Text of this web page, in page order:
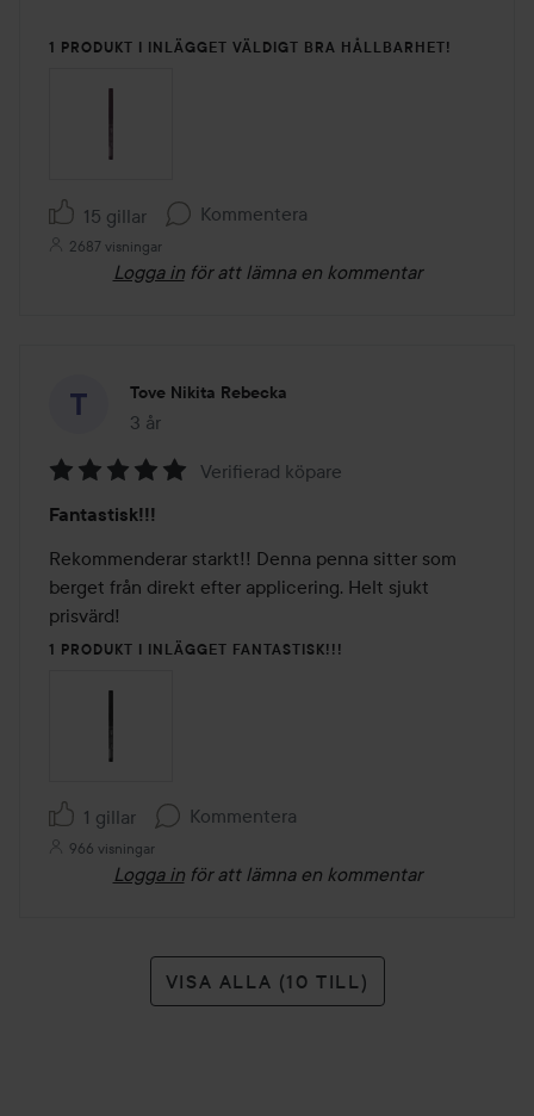
1 PRODUKT I INLÄGGET VÄLDIGT BRA HÅLLBARHET!
15 gillar Kommentera
2687 visningar
Logga in för att lämna en kommentar
Tove Nikita Rebecka
3 år
Inlägget skapades 3 år
5
av
5
Verifierad köpare
Fantastisk!!!
Rekommenderar starkt!! Denna penna sitter som
berget från direkt efter applicering. Helt sjukt
prisvärd!
1 PRODUKT I INLÄGGET FANTASTISK!!!
1 gillar Kommentera
966 visningar
Logga in för att lämna en kommentar
VISA ALLA (10 TILL)